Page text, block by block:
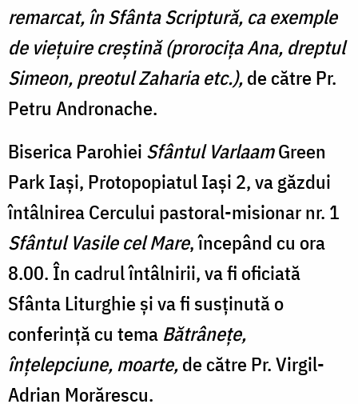
remarcat, în Sfânta Scriptură, ca exemple
de viețuire creștină (prorocița Ana, dreptul
Simeon, preotul Zaharia etc.),de către Pr.
Petru Andronache.
Biserica Parohiei Sfântul VarlaamGreen
Park Iași, Protopopiatul Iași 2, va găzdui
întâlnirea Cercului pastoral-misionar nr. 1
Sfântul Vasile cel Mare, începând cu ora
8.00. În cadrul întâlnirii, va fi oficiată
Sfânta Liturghie și va fi susținută o
conferință cu tema Bătrânețe,
înțelepciune, moarte,de către Pr. Virgil-
Adrian Morărescu.